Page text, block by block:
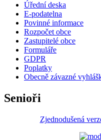
Úřední deska
E-podatelna
Povinné informace
Rozpočet obce
Zastupitelé obce
Formuláře
GDPR
Poplatky
Obecně závazné
Senioři
Zjednodušená